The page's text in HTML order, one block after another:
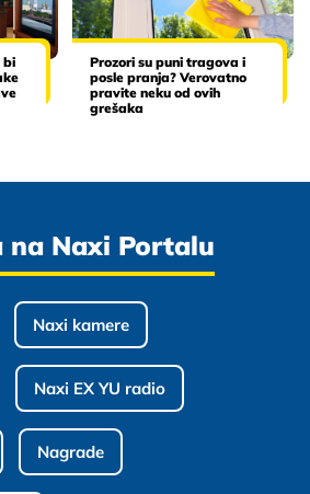
bi
Prozori su puni tragova i
posle pranja? Verovatno
pravite neku od ovih
grešaka
na Naxi Portalu
Naxi kamere
Naxi EX YU radio
Nagrade